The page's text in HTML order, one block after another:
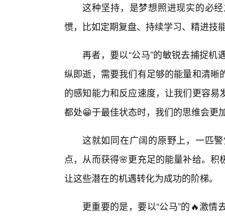
这种坚持，是梦想照进现实的必
惯，比如定期复盘、持续学习、精进技
再者，要以“公马”的敏锐去捕捉
纵即逝，需要我们有足够的能量和清
的感知能力和反应速度，让我们更容
都处😁于最佳状态时，我们的思维会更
这就如同在广阔的原野上，一匹
点，从而获得🌸更充足的能量补给。
让这些潜在的机遇转化为成功的阶梯。
更重要的是，要以“公马”的🔥激